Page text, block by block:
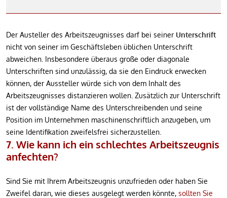
Der Austeller des Arbeitszeugnisses darf bei seiner Unterschrift
nicht von seiner im Geschäftsleben üblichen Unterschrift
abweichen. Insbesondere überaus große oder diagonale
Unterschriften sind unzulässig, da sie den Eindruck erwecken
können, der Aussteller würde sich von dem Inhalt des
Arbeitszeugnisses distanzieren wollen. Zusätzlich zur Unterschrift
ist der vollständige Name des Unterschreibenden und seine
Position im Unternehmen maschinenschriftlich anzugeben, um
seine Identifikation zweifelsfrei sicherzustellen.
7. Wie kann ich ein schlechtes Arbeitszeugnis
anfechten?
Sind Sie mit Ihrem Arbeitszeugnis unzufrieden oder haben Sie
Zweifel daran, wie dieses ausgelegt werden könnte, sollten Sie